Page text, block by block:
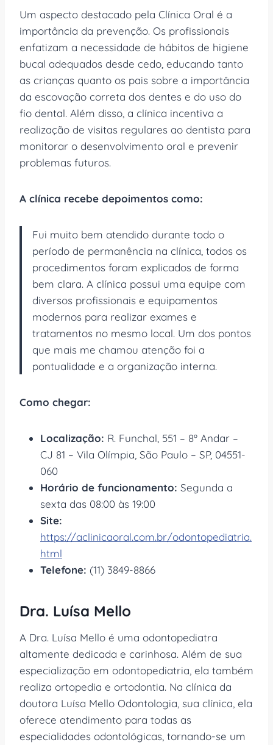
Um aspecto destacado pela Clínica Oral é a
importância da prevenção. Os profissionais
enfatizam a necessidade de hábitos de higiene
bucal adequados desde cedo, educando tanto
as crianças quanto os pais sobre a importância
da escovação correta dos dentes e do uso do
fio dental. Além disso, a clínica incentiva a
realização de visitas regulares ao dentista para
monitorar o desenvolvimento oral e prevenir
problemas futuros.
A clínica recebe depoimentos como:
Fui muito bem atendido durante todo o
período de permanência na clínica, todos os
procedimentos foram explicados de forma
bem clara. A clínica possui uma equipe com
diversos profissionais e equipamentos
modernos para realizar exames e
tratamentos no mesmo local. Um dos pontos
que mais me chamou atenção foi a
pontualidade e a organização interna.
Como chegar:
Localização: R. Funchal, 551 – 8º Andar –
CJ 81 – Vila Olímpia, São Paulo – SP, 04551-
060
Horário de funcionamento: Segunda a
sexta das 08:00 às 19:00
Site:
https://aclinicaoral.com.br/odontopediatria.
html
Telefone: (11) 3849-8866
Dra. Luísa Mello
A Dra. Luísa Mello é uma odontopediatra
altamente dedicada e carinhosa. Além de sua
especialização em odontopediatria, ela também
realiza ortopedia e ortodontia. Na clínica da
doutora Luísa Mello Odontologia, sua clínica, ela
oferece atendimento para todas as
especialidades odontológicas, tornando-se um